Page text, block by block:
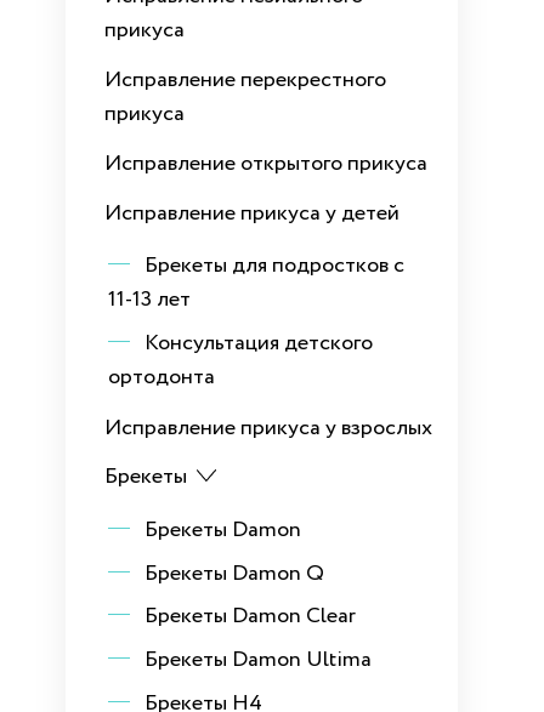
прикуса
Исправление перекрестного
прикуса
Исправление открытого прикуса
Исправление прикуса у детей
Брекеты для подростков с
11-13 лет
Консультация детского
ортодонта
Исправление прикуса у взрослых
Брекеты
Брекеты Damon
Брекеты Damon Q
Брекеты Damon Clear
Брекеты Damon Ultima
Брекеты H4